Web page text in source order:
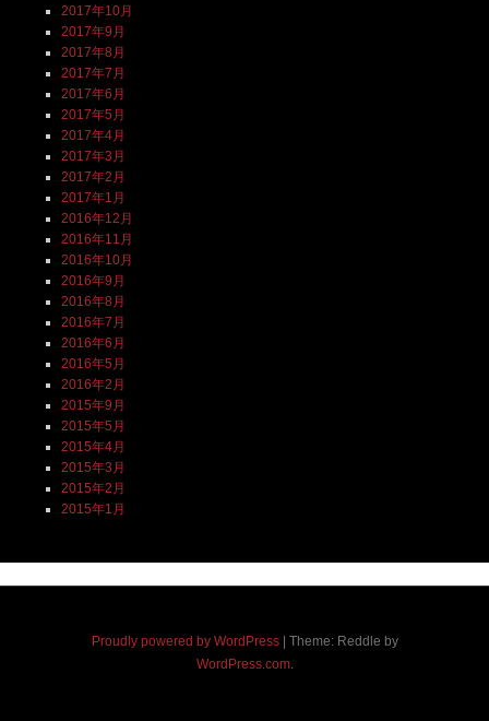
2017年10月
2017年9月
2017年8月
2017年7月
2017年6月
2017年5月
2017年4月
2017年3月
2017年2月
2017年1月
2016年12月
2016年11月
2016年10月
2016年9月
2016年8月
2016年7月
2016年6月
2016年5月
2016年2月
2015年9月
2015年5月
2015年4月
2015年3月
2015年2月
2015年1月
Proudly powered by WordPress
Theme: Reddle by
WordPress.com.